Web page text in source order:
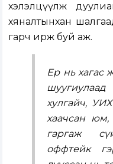
хэлэлцүүлж
хяналтынхан
гарч ирж буй аж.
Ер нь хагас
хулгайч,
хаачсан
гаргаж
оффтейк